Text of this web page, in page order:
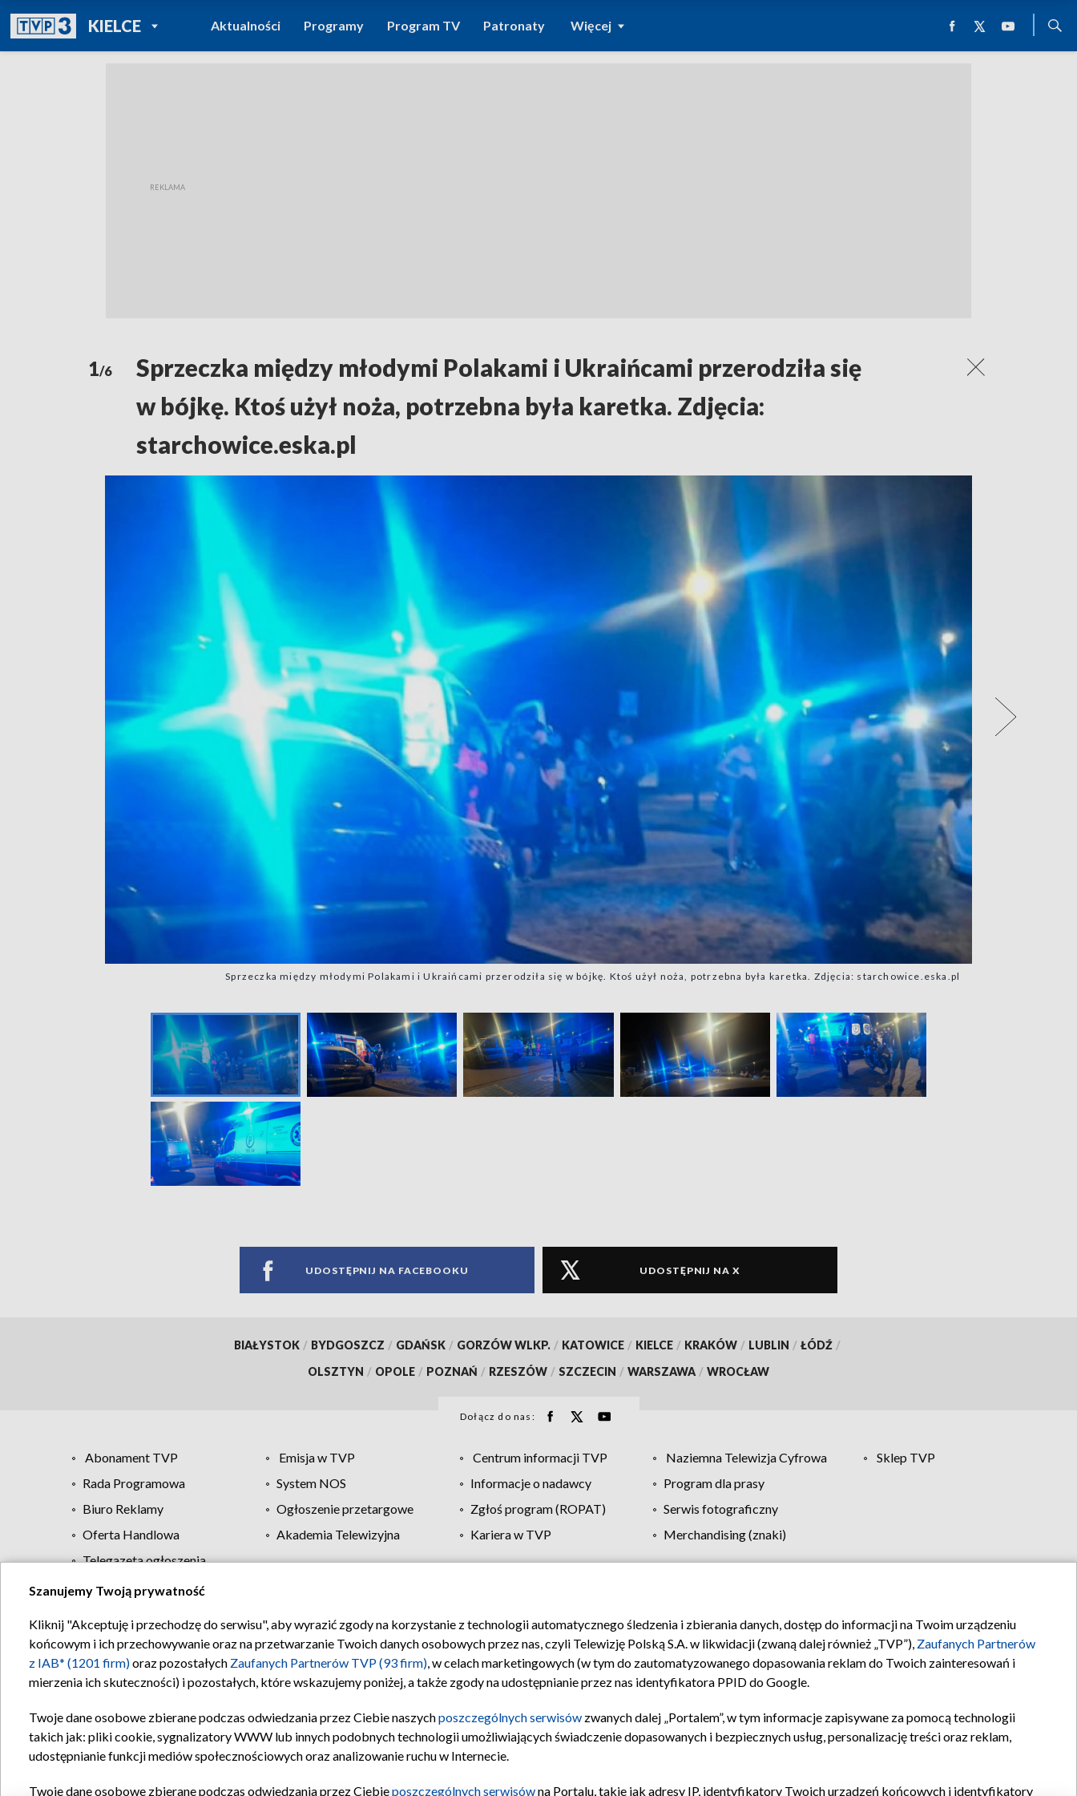
KIELCEPOWRÓT DO
TVP REGIONY
Aktualności Programy Program TV Patronaty Więcej
1/6
Sprzeczka między młodymi Polakami i Ukraińcami przerodziła się
w bójkę. Ktoś użył noża, potrzebna była karetka. Zdjęcia:
starchowice.eska.pl
Sprzeczka między młodymi Polakami i Ukraińcami przerodziła się w bójkę. Ktoś użył noża, potrzebna była karetka. Zdjęcia: starchowice.eska.pl
UDOSTĘPNIJ NA FACEBOOKU UDOSTĘPNIJ NA X
BIAŁYSTOK / BYDGOSZCZ / GDAŃSK / GORZÓW WLKP. / KATOWICE / KIELCE / KRAKÓW / LUBLIN / ŁÓDŹ /
OLSZTYN / OPOLE / POZNAŃ / RZESZÓW / SZCZECIN / WARSZAWA / WROCŁAW
Dołącz do nas:
Abonament TVP Emisja w TVP Centrum informacji TVP Naziemna Telewizja Cyfrowa
Sklep TVP
Rada Programowa
System NOS Informacje o nadawcy
Program dla prasy
Biuro Reklamy
Ogłoszenie przetargowe Zgłoś program (ROPAT)
Serwis fotograficzny
Oferta Handlowa
Akademia Telewizyjna Kariera w TVP
Merchandising (znaki)
Telegazeta ogłoszenia
Regulamin TVP Polityka prywatności Moje zgody Pomoc Biuro reklamy Kontakt
Szanujemy Twoją prywatność
Kliknij "Akceptuję i przechodzę do serwisu", aby wyrazić zgody na korzystanie z technologii automatycznego śledzenia i zbierania danych, dostęp do informacji na Twoim urządzeniu
końcowym i ich przechowywanie oraz na przetwarzanie Twoich danych osobowych przez nas, czyli Telewizję Polską S.A. w likwidacji (zwaną dalej również „TVP”), Zaufanych Partnerów
z IAB* (1201 firm)oraz pozostałych Zaufanych Partnerów TVP (93 firm), w celach marketingowych (w tym do zautomatyzowanego dopasowania reklam do Twoich zainteresowań i
mierzenia ich skuteczności) i pozostałych, które wskazujemy poniżej, a także zgody na udostępnianie przez nas identyfikatora PPID do Google.
Twoje dane osobowe zbierane podczas odwiedzania przez Ciebie naszychposzczególnych serwisów zwanych dalej „Portalem”, w tym informacje zapisywane za pomocą technologii
takich jak: pliki cookie, sygnalizatory WWW lub innych podobnych technologii umożliwiających świadczenie dopasowanych i bezpiecznych usług, personalizację treści oraz reklam,
udostępnianie funkcji mediów społecznościowych oraz analizowanie ruchu w Internecie.
Twoje dane osobowe zbierane podczas odwiedzania przez Ciebieposzczególnych serwisówna Portalu, takie jak adresy IP, identyfikatory Twoich urządzeń końcowych i identyfikatory